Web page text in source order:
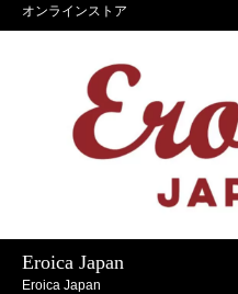
オンラインストア
Eroica Japan
Eroica Japan